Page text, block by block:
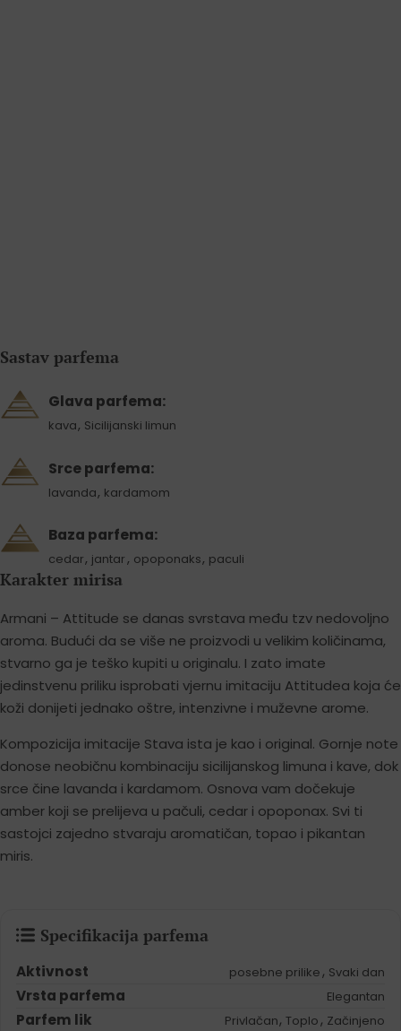
Sastav parfema
Glava parfema:
kava, Sicilijanski limun
Srce parfema:
lavanda, kardamom
Baza parfema:
cedar, jantar, opoponaks, paculi
Karakter mirisa
Armani – Attitude se danas svrstava među tzv nedovoljno
aroma. Budući da se više ne proizvodi u velikim količinama,
stvarno ga je teško kupiti u originalu. I zato imate
jedinstvenu priliku isprobati vjernu imitaciju Attitudea koja će
koži donijeti jednako oštre, intenzivne i muževne arome.
Kompozicija imitacije Stava ista je kao i original. Gornje note
donose neobičnu kombinaciju sicilijanskog limuna i kave, dok
srce čine lavanda i kardamom. Osnova vam dočekuje
amber koji se prelijeva u pačuli, cedar i opoponax. Svi ti
sastojci zajedno stvaraju aromatičan, topao i pikantan
miris.
Specifikacija parfema
Aktivnost posebne prilike, Svaki dan
Vrsta parfema Elegantan
Parfem lik Privlačan, Toplo, Začinjeno